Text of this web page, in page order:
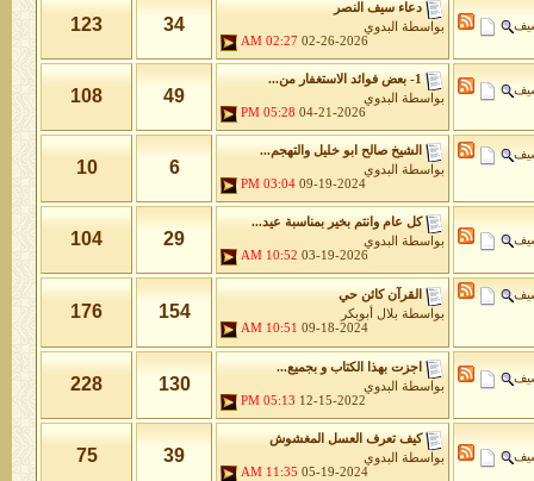
دعاء سيف النصر
بواسطة
البدوي
02-26-2026
02:27 AM
34
123
1- بعض فوائد الاستغفار من...
بواسطة
البدوي
04-21-2026
05:28 PM
49
108
الشيخ صالح ابو خليل والتهجم...
بواسطة
البدوي
09-19-2024
03:04 PM
6
10
كل عام وانتم بخير بمناسبة عيد...
بواسطة
البدوي
03-19-2026
10:52 AM
29
104
القرآن كائن حي
بواسطة بلال أبوبكر
09-18-2024
10:51 AM
154
176
اجزت بهذا الكتاب و بجميع...
بواسطة
البدوي
12-15-2022
05:13 PM
130
228
كيف تعرف العسل المغشوش
بواسطة
البدوي
05-19-2024
11:35 AM
39
75